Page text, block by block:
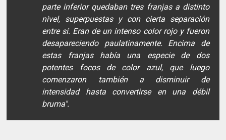
parte inferior quedaban tres franjas a distinto
nivel, superpuestas y con cierta separación
entre sí. Eran de un intenso color rojo y fueron
desapareciendo paulatinamente. Encima de
estas franjas había una especie de dos
potentes focos de color azul, que luego
comenzaron también a disminuir de
intensidad hasta convertirse en una débil
bruma".